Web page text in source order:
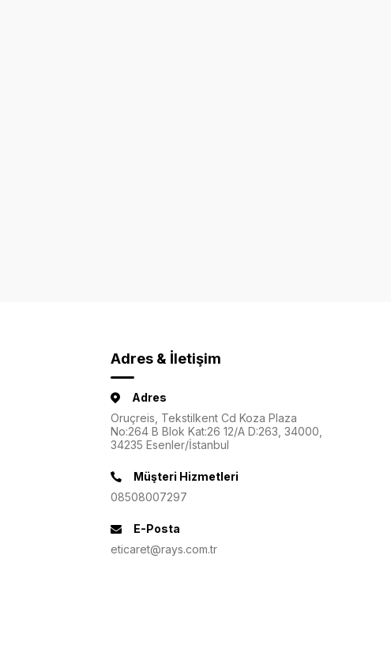
Adres & İletişim
Adres
Oruçreis, Tekstilkent Cd Koza Plaza
No:264 B Blok Kat:26 12/A D:263, 34000,
34235 Esenler/İstanbul
Müşteri Hizmetleri
08508007297
E-Posta
eticaret@rays.com.tr